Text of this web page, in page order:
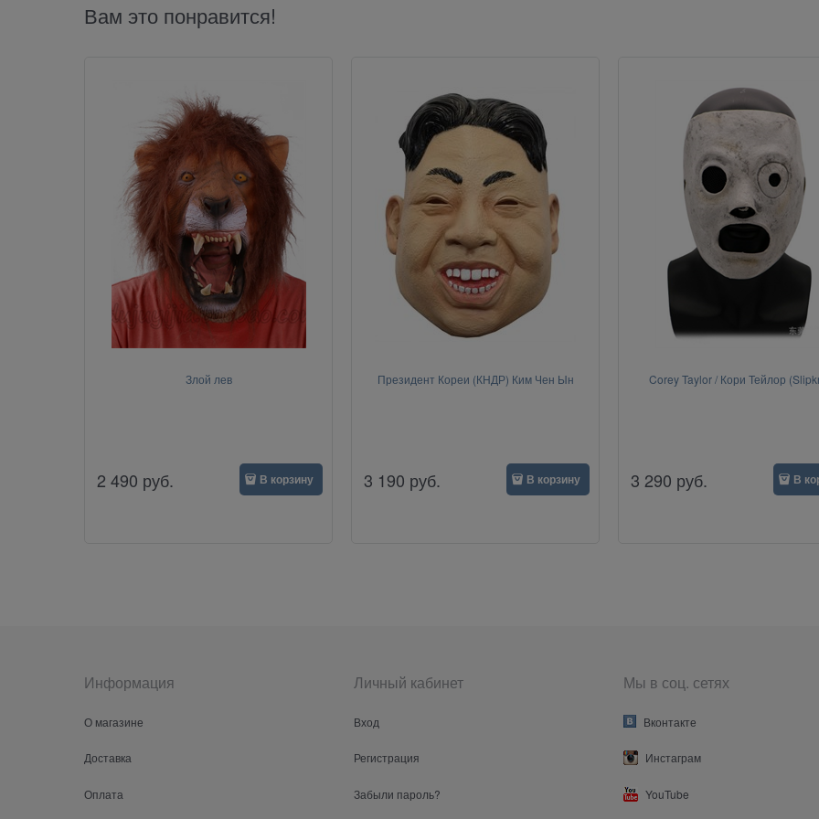
Вам это понравится!
Злой лев
2 490 руб. В корзину
Президент Кореи (КНДР) Ким Чен Ын
3 190 руб. В корзину
Corey Taylor / Кори Тейлор
3 290 руб. В
Информация
О магазине
Доставка
Оплата
Личный кабинет
Вход
Регистрация
Забыли пароль?
Мы в соц. сетях
Вконтакте
Инстаграм
YouTube